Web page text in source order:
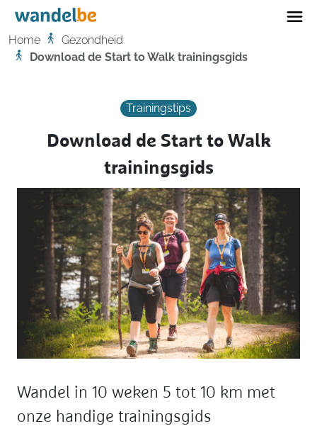
Home
Home
Gezondheid
Download de Start to Walk trainingsgids
Trainingstips
Download de Start to Walk
trainingsgids
Wandel in 10 weken 5 tot 10 km met
onze handige trainingsgids